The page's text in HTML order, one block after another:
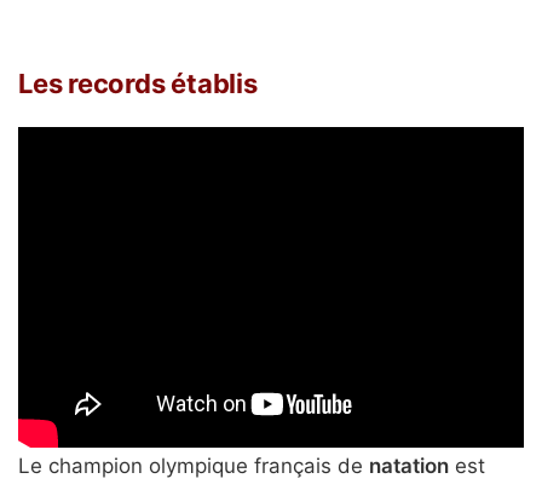
Les records établis
Le champion olympique français de natation est